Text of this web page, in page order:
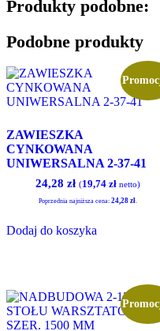
Produkty podobne:
Podobne produkty
ZAWIESZKA
CYNKOWANA
UNIWERSALNA 2-37-41
Pierwotna
wynosiła:
24,28złAktualna
wynosi:
(19,74zł netto)
Poprzednia najniższa cena:24,28zł.
Dodaj do koszyka